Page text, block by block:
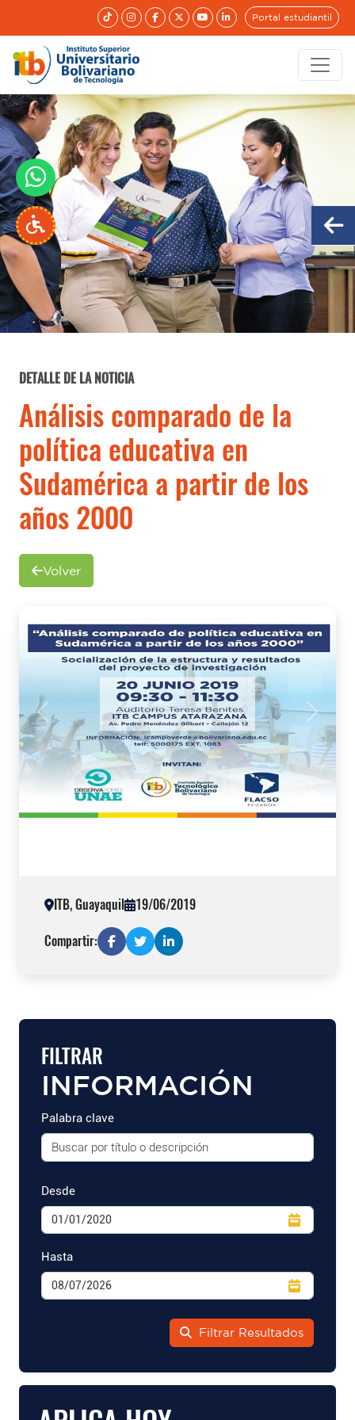
Portal estudiantil
FILTRAR
INFORMACIÓN
Palabra clave
Desde
Hasta
Filtrar Resultados
DETALLE DE LA NOTICIA
Análisis comparado de la
política educativa en
Sudamérica a partir de los
años 2000
Volver
Previous Next
ITB, Guayaquil 19/06/2019
Compartir: